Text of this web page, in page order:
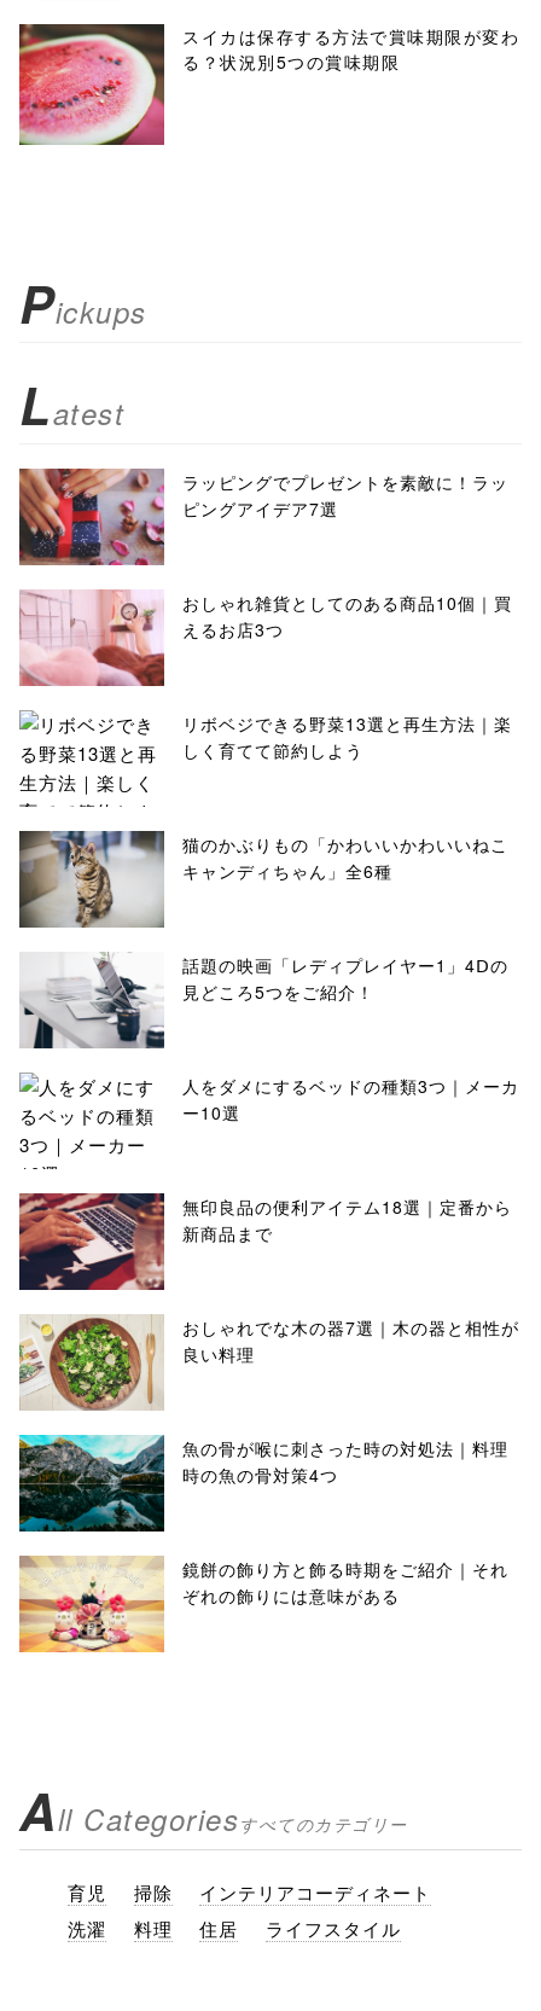
スイカは保存する方法で賞味期限が変わ
る？状況別5つの賞味期限
Pickups
Latest
ラッピングでプレゼントを素敵に！ラッ
ピングアイデア7選
おしゃれ雑貨としてのある商品10個｜買
えるお店3つ
リボベジできる野菜13選と再生方法｜楽
しく育てて節約しよう
猫のかぶりもの「かわいいかわいいねこ
キャンディちゃん」全6種
話題の映画「レディプレイヤー1」4Ⅾの
見どころ5つをご紹介！
人をダメにするベッドの種類3つ｜メーカ
ー10選
無印良品の便利アイテム18選｜定番から
新商品まで
おしゃれでな木の器7選｜木の器と相性が
良い料理
魚の骨が喉に刺さった時の対処法｜料理
時の魚の骨対策4つ
鏡餅の飾り方と飾る時期をご紹介｜それ
ぞれの飾りには意味がある
All Categoriesすべてのカテゴリー
育児 掃除
インテリアコーディネート
洗濯
料理 住居 ライフスタイル